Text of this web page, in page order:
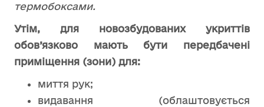
термобоксами.
Утім, для новозбудованих укриттів
обов’язково мають бути передбачені
приміщення (зони) для:
миття рук;
видавання (облаштовується